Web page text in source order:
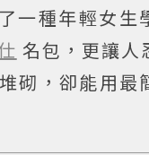
一種年輕女生
名包，更讓人
砌，卻能用最